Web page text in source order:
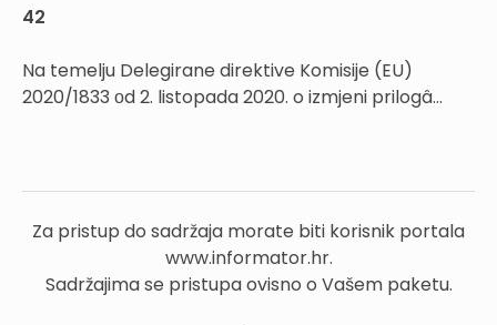
42
Na temelju Delegirane direktive Komisije (EU)
2020/1833 оd 2. listopada 2020. o izmjeni prilogâ...
Za pristup do sadržaja morate biti korisnik portala
www.informator.hr.
Sadržajima se pristupa ovisno o Vašem paketu.